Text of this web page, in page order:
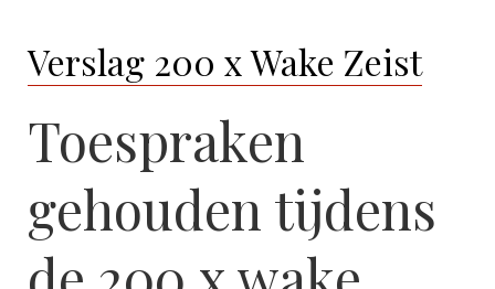
Verslag 200 x Wake Zeist
Toespraken
gehouden tijdens